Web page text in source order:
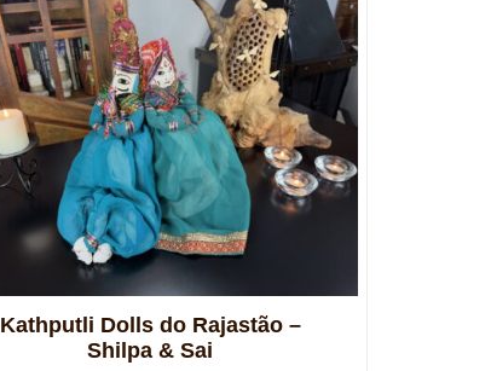
Kathputli Dolls do Rajastão –
Shilpa & Sai